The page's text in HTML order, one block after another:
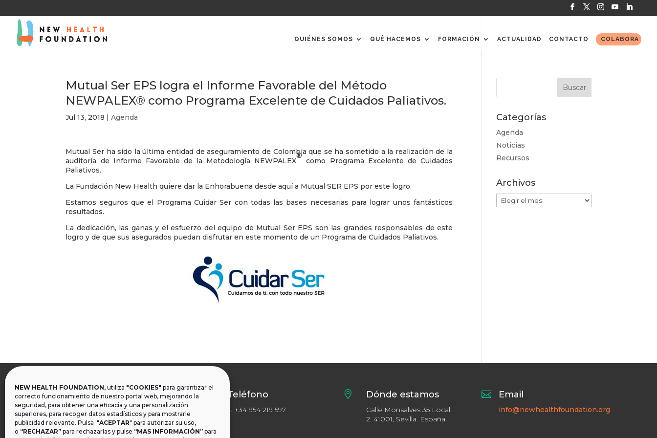
NEW HEALTH FOUNDATION, utiliza "COOKIES" para garantizar el
correcto funcionamiento de nuestro portal web, mejorando la
seguridad, para obtener una eficacia y una personalización
superiores, para recoger datos estadísticos y para mostrarle
publicidad relevante. Pulsa "ACEPTAR" para autorizar su uso,
o “RECHAZAR” para rechazarlas y pulse “MAS INFORMACIÓN” para
QUIÉNES SOMOS QUÉ HACEMOS FORMACIÓN ACTUALIDAD CONTACTO COLABORA
Mutual Ser EPS logra el Informe Favorable del Método
NEWPALEX® como Programa Excelente de Cuidados Paliativos.
Jul 13, 2018 |Agenda
Mutual Ser ha sido la última entidad de aseguramiento de Colombia que se ha sometido a la realización de la
auditoría de Informe Favorable de la Metodología NEWPALEX
®
como Programa Excelente de Cuidados
Paliativos.
La Fundación New Health quiere dar la Enhorabuena desde aquí a Mutual SER EPS por este logro.
Estamos seguros que el Programa Cuidar Ser con todas las bases necesarias para lograr unos fantásticos
resultados.
La dedicación, las ganas y el esfuerzo del equipo de Mutual Ser EPS son las grandes responsables de este
logro y de que sus asegurados puedan disfrutar en este momento de un Programa de Cuidados Paliativos.
Categorías
Agenda
Noticias
Recursos
Archivos
Archivos
Teléfono
T. +34 954 219 597
 Dónde estamos
Calle Monsalves 35 Local
2. 41001, Sevilla. España
 Email
info@newhealthfoundation.org